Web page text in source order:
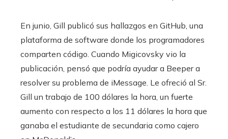
En junio, Gill publicó sus hallazgos en GitHub, una
plataforma de software donde los programadores
comparten código. Cuando Migicovsky vio la
publicación, pensó que podría ayudar a Beeper a
resolver su problema de iMessage. Le ofreció al Sr.
Gill un trabajo de 100 dólares la hora, un fuerte
aumento con respecto a los 11 dólares la hora que
ganaba el estudiante de secundaria como cajero